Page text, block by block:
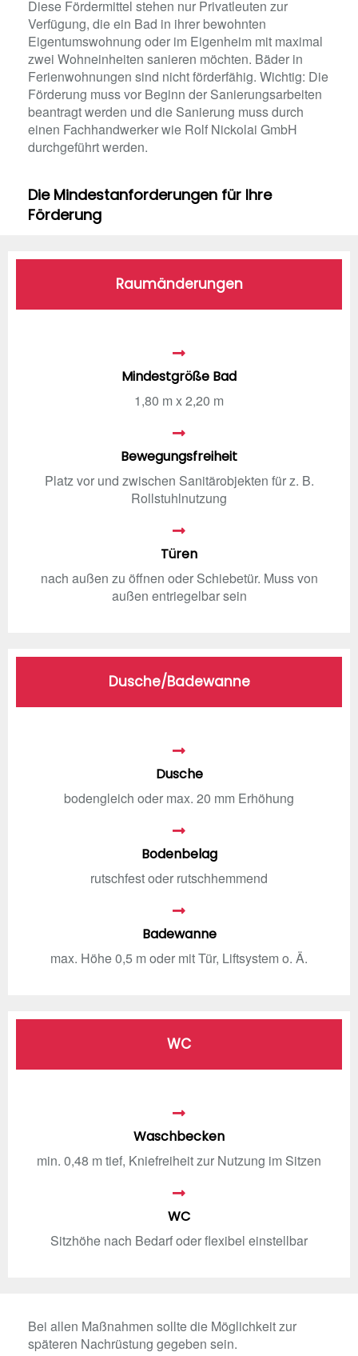
Diese Fördermittel stehen nur Privatleuten zur
Verfügung, die ein Bad in ihrer bewohnten
Eigentumswohnung oder im Eigenheim mit maximal
zwei Wohneinheiten sanieren möchten. Bäder in
Ferienwohnungen sind nicht förderfähig. Wichtig: Die
Förderung muss vor Beginn der Sanierungsarbeiten
beantragt werden und die Sanierung muss durch
einen Fachhandwerker wie Rolf Nickolai GmbH
durchgeführt werden.
Die Mindestanforderungen für Ihre
Förderung
Raumänderungen
Mindestgröße Bad
1,80 m x 2,20 m
Bewegungsfreiheit
Platz vor und zwischen Sanitärobjekten für z. B.
Rollstuhlnutzung
Türen
nach außen zu öffnen oder Schiebetür. Muss von
außen entriegelbar sein
Dusche/Badewanne
Dusche
bodengleich oder max. 20 mm Erhöhung
Bodenbelag
rutschfest oder rutschhemmend
Badewanne
max. Höhe 0,5 m oder mit Tür, Liftsystem o. Ä.
WC
Waschbecken
min. 0,48 m tief, Kniefreiheit zur Nutzung im Sitzen
WC
Sitzhöhe nach Bedarf oder flexibel einstellbar
Bei allen Maßnahmen sollte die Möglichkeit zur
späteren Nachrüstung gegeben sein.